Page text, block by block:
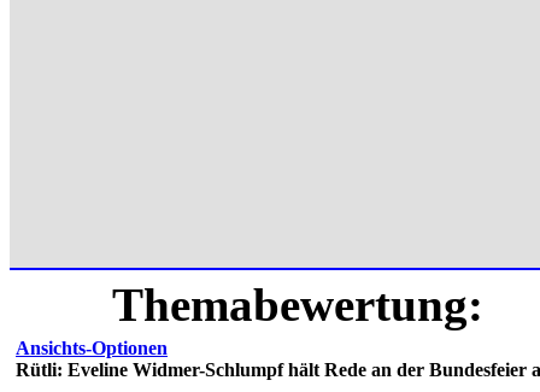
Themabewertung:
Ansichts-Optionen
Rütli: Eveline Widmer-Schlumpf hält Rede an der Bundesfeier